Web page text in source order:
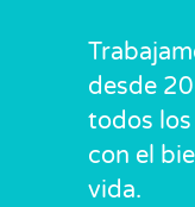
desde
todos
con el
vida.